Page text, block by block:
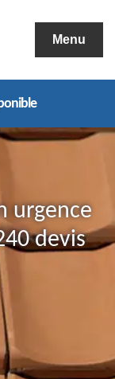
Menu
urgence
devis